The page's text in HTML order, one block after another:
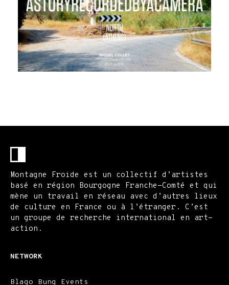
Montagne Froide est un collectif d’artistes
basé en région Bourgogne Franche-Comté et qui
mène un travail en réseau avec d’autres lieux
de culture en France ou à l’étranger. C’est
un groupe de recherche international en art-
action.
NETWORK
Blago Bung Events